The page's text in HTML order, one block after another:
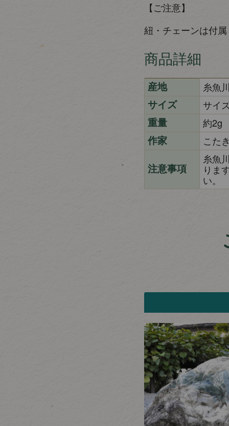
【ご注意】
紐・チェーンは付
商品詳細
産地 糸魚
サイズ サイ
重量 約2g
作家 こた
注意事項
糸魚
りま
い。